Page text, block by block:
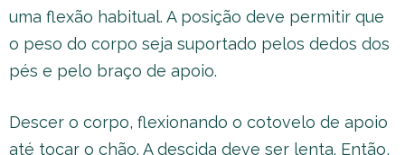
uma flexão habitual. A posição deve permitir que
o peso do corpo seja suportado pelos dedos dos
pés e pelo braço de apoio.
Descer o corpo, flexionando o cotovelo de apoio
até tocar o chão. A descida deve ser lenta. Então,